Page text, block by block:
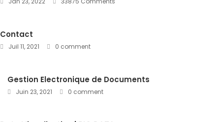
Contact
Juil 11, 2021 0 comment
Gestion Electronique de Documents
Juin 23, 2021 0 comment